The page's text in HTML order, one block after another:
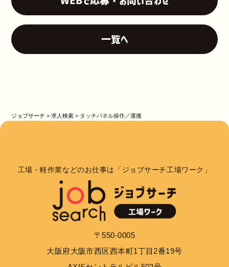
一覧へ
ジョブサーチ >求人検索 > タッチパネル操作／運搬
工場・軽作業などのお仕事は「ジョブサーチ工場ワーク」
〒550-0005
大阪府大阪市西区西本町1丁目2番19号